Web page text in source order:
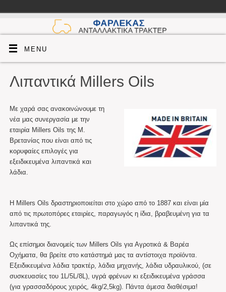
MENU
Λιπαντικά Millers Oils
Με χαρά σας ανακοινώνουμε τη
νέα μας συνεργασία με την
εταιρία Millers Oils της Μ.
Βρετανίας που είναι από τις
κορυφαίες επιλογές για
εξειδικευμένα λιπαντικά και
λάδια.
Η Millers Oils δραστηριοποιείται στο χώρο από το 1887 και είναι μία
από τις πρωτοπόρες εταιρίες, παραγωγός η ίδια, βραβευμένη για τα
λιπαντικά της.
Ως επίσημοι διανομείς των Millers Oils για Αγροτικά & Βαρέα
Οχήματα, θα βρείτε στο κατάστημά μας τα αντίστοιχα προϊόντα.
Εξειδικευμένα λάδια τρακτέρ, λάδια μηχανής, λάδια υδραυλικού, (σε
συσκευασίες του 1L/5L/8L), υγρά φρένων κι εξειδικευμένα γράσσα
(για γρασσαδόρους χειρός, 4kg/2,5kg). Πάντα άμεσα διαθέσιμα!